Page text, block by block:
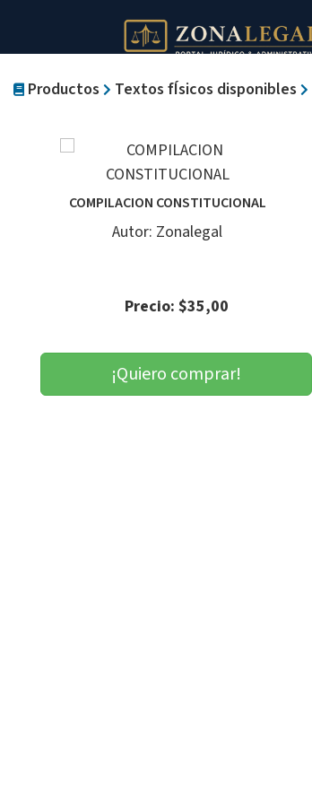
Productos Textos fÍsicos disponibles
COMPILACION CONSTITUCIONAL
Autor: Zonalegal
Precio: $35,00
¡Quiero comprar!